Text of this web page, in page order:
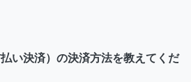
い決済）の決済方法を教えてくだ